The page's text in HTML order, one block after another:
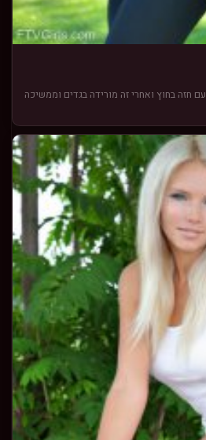
חזה בחוץ ואחרי זה מורידה בגדים וממשיכה